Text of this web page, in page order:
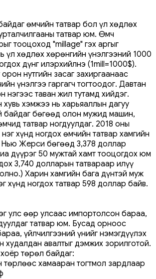
өмчийн татвар бол үл хөдлөх
татвар юм. Өмч
тооцоход "millage" гэх аргыг
үл хөдлөх хөрөнгийн үнэлгээний 1000
дүнг илэрхийлнэ (1mill=1000$).
нутгийн засаг захиргаанаас
үнэлгээ гаргагч тогтоодог. Давтан
нэгээс таван жил тутамд хийдэг.
хэмжээ нь харьяаллын дагуу
байдаг бөгөөд олон мужид машин,
татвар ногдуулдаг. 2018 оны
хүнд ногдох өмчийн татвар хамгийн
Нью Жерси бөгөөд 3,378 доллар
дүүрэг 50 мужтай хамт тооцогдох юм
3,740 долларын татвараар илүү
Харин хамгийн бага дүнтэй муж
хүнд ногдох татвар 598 доллар байв.
улс өөр улсаас импортолсон бараа,
татвар юм. Бусад орноос
үйлчилгээний үнийг нэмэгдүүлэх
худалдан авалтыг дэмжих зорилготой.
төрөл байдаг:
төрлөөс хамааран тогтмол зардлаар